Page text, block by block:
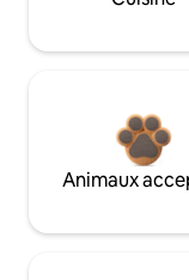
Animaux